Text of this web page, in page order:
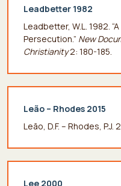
Leadbetter 1982
Leadbetter, W.L. 1982.
Persecution.” New
Christianity2: 180-185.
Leão – Rhodes 2015
Leão, D.F. – Rhodes, P.J.
Lee 2000